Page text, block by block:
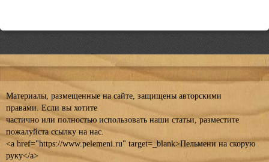
Материалы, размещенные на сайте, защищены авторскими
правами. Если вы хотите
частично или полностью использовать наши статьи, разместите
пожалуйста ссылку на нас.
<a href="https://www.pelemeni.ru" target=_blank>Пельмени на скорую
руку</a>